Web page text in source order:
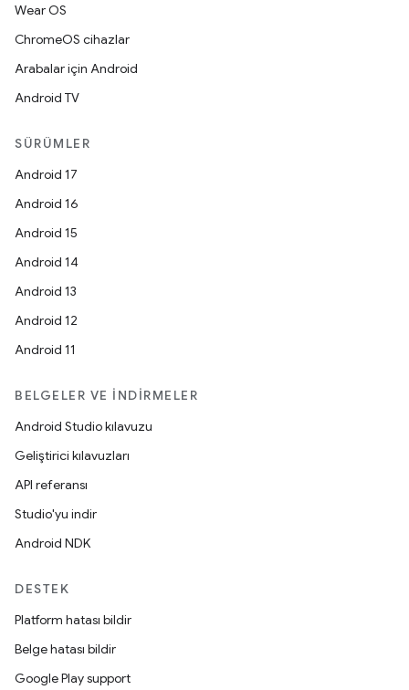
Wear OS
ChromeOS cihazlar
Arabalar için Android
Android TV
SÜRÜMLER
Android 17
Android 16
Android 15
Android 14
Android 13
Android 12
Android 11
BELGELER VE İNDIRMELER
Android Studio kılavuzu
Geliştirici kılavuzları
API referansı
Studio'yu indir
Android NDK
DESTEK
Platform hatası bildir
Belge hatası bildir
Google Play support